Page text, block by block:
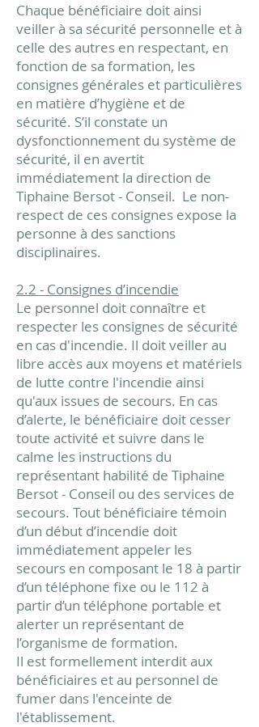
Chaque bénéficiaire doit ainsi
veiller à sa sécurité personnelle et à
celle des autres en respectant, en
fonction de sa formation, les
consignes générales et particulières
en matière d’hygiène et de
sécurité. S’il constate un
dysfonctionnement du système de
sécurité, il en avertit
immédiatement la direction de
Tiphaine Bersot - Conseil. Le non-
respect de ces consignes expose la
personne à des sanctions
disciplinaires.
2.2 - Consignes d’incendie
Le personnel doit connaître et
respecter les consignes de sécurité
en cas d'incendie. Il doit veiller au
libre accès aux moyens et matériels
de lutte contre l'incendie ainsi
qu'aux issues de secours. En cas
d’alerte, le bénéficiaire doit cesser
toute activité et suivre dans le
calme les instructions du
représentant habilité de Tiphaine
Bersot - Conseil ou des services de
secours. Tout bénéficiaire témoin
d’un début d’incendie doit
immédiatement appeler les
secours en composant le 18 à partir
d’un téléphone fixe ou le 112 à
partir d’un téléphone portable et
alerter un représentant de
l’organisme de formation.
Il est formellement interdit aux
bénéficiaires et au personnel de
fumer dans l'enceinte de
l'établissement.